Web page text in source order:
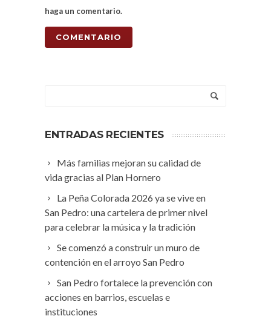
haga un comentario.
ENTRADAS RECIENTES
Más familias mejoran su calidad de
vida gracias al Plan Hornero
La Peña Colorada 2026 ya se vive en
San Pedro: una cartelera de primer nivel
para celebrar la música y la tradición
Se comenzó a construir un muro de
contención en el arroyo San Pedro
San Pedro fortalece la prevención con
acciones en barrios, escuelas e
instituciones